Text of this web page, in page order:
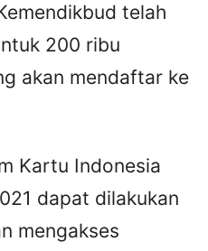
telah
200 ribu
akan mendaftar ke
Kartu Indonesia
dapat dilakukan
mengakses